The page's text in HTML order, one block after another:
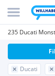
235 Ducati
Ducati